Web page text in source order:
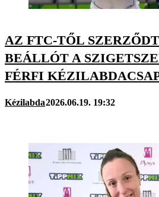
AZ FTC-TŐL
BEÁLLÓT A
FÉRFI
Kézilabda2026.06.19. 19:32